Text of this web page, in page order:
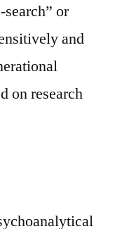
search” or
and
on research